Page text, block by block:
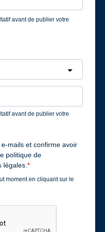
avant de publier votre
avant de publier votre
mails et confirme avoir
politique de
légales.
moment en cliquant sur le